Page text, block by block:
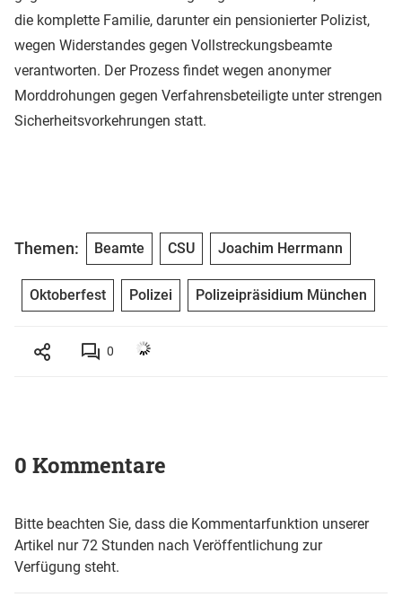
die komplette Familie, darunter ein pensionierter Polizist,
wegen Widerstandes gegen Vollstreckungsbeamte
verantworten. Der Prozess findet wegen anonymer
Morddrohungen gegen Verfahrensbeteiligte unter strengen
Sicherheitsvorkehrungen statt.
Themen: Beamte CSU Joachim Herrmann
Oktoberfest Polizei Polizeipräsidium München
0
0 Kommentare
Bitte beachten Sie, dass die Kommentarfunktion unserer
Artikel nur 72 Stunden nach Veröffentlichung zur
Verfügung steht.